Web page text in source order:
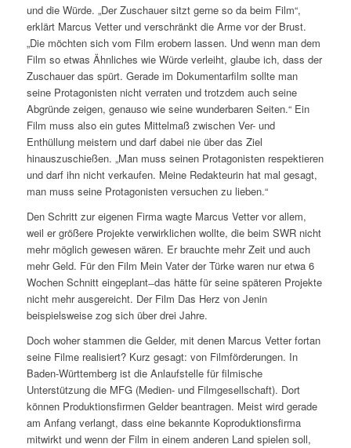
und die Würde. „Der Zuschauer sitzt gerne so da beim Film“,
erklärt Marcus Vetter und verschränkt die Arme vor der Brust.
„Die möchten sich vom Film erobern lassen. Und wenn man dem
Film so etwas Ähnliches wie Würde verleiht, glaube ich, dass der
Zuschauer das spürt. Gerade im Dokumentarfilm sollte man
seine Protagonisten nicht verraten und trotzdem auch seine
Abgründe zeigen, genauso wie seine wunderbaren Seiten.“ Ein
Film muss also ein gutes Mittelmaß zwischen Ver- und
Enthüllung meistern und darf dabei nie über das Ziel
hinauszuschießen. „Man muss seinen Protagonisten respektieren
und darf ihn nicht verkaufen. Meine Redakteurin hat mal gesagt,
man muss seine Protagonisten versuchen zu lieben.“
Den Schritt zur eigenen Firma wagte Marcus Vetter vor allem,
weil er größere Projekte verwirklichen wollte, die beim SWR nicht
mehr möglich gewesen wären. Er brauchte mehr Zeit und auch
mehr Geld. Für den Film Mein Vater der Türke waren nur etwa 6
Wochen Schnitt eingeplant ̶ das hätte für seine späteren Projekte
nicht mehr ausgereicht. Der Film Das Herz von Jenin
beispielsweise zog sich über drei Jahre.
Doch woher stammen die Gelder, mit denen Marcus Vetter fortan
seine Filme realisiert? Kurz gesagt: von Filmförderungen. In
Baden-Württemberg ist die Anlaufstelle für filmische
Unterstützung die MFG (Medien- und Filmgesellschaft). Dort
können Produktionsfirmen Gelder beantragen. Meist wird gerade
am Anfang verlangt, dass eine bekannte Koproduktionsfirma
mitwirkt und wenn der Film in einem anderen Land spielen soll,